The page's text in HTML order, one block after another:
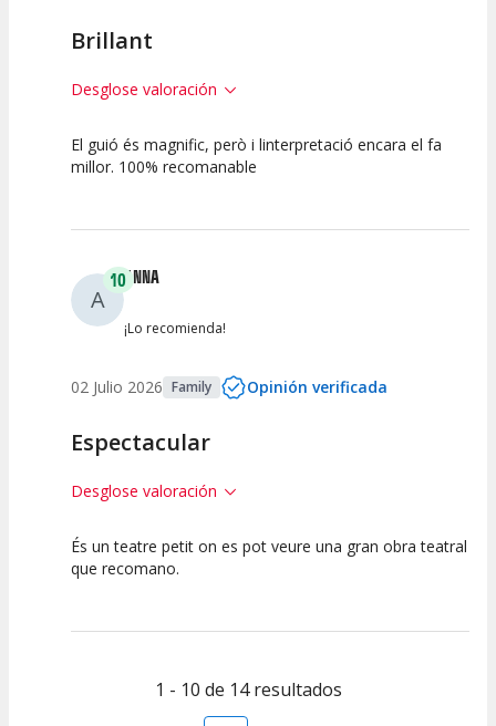
Brillant
Desglose valoración
10 10 10
El guió és magnific, però i linterpretació encara el fa
millor. 100% recomanable
A
10ANNA
¡Lo recomienda!
02 Julio 2026 Family Opinión verificada
Espectacular
Desglose valoración
10 10 10
És un teatre petit on es pot veure una gran obra teatral
que recomano.
1 - 10 de 14 resultados